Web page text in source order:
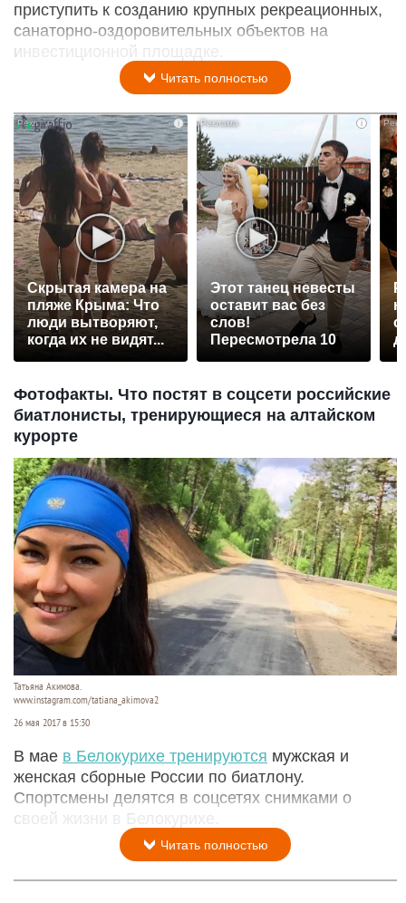
приступить к созданию крупных рекреационных,
санаторно-оздоровительных объектов на
инвестиционной площадке.
Читать полностью
i
Скрытая камера на
пляже Крыма: Что
люди вытворяют,
когда их не видят...
i
Этот танец невесты
оставит вас без
слов!
Пересмотрела 10
Фотофакты. Что постят в соцсети российские
биатлонисты, тренирующиеся на алтайском
курорте
Татьяна Акимова.
www.instagram.com/tatiana_akimova2
26 мая 2017 в 15:30
В мае в Белокурихе тренируются мужская и
женская сборные России по биатлону.
Спортсмены делятся в соцсетях снимками о
своей жизни в Белокурихе.
Читать полностью